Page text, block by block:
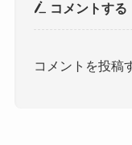
コメントする
コメントを投稿